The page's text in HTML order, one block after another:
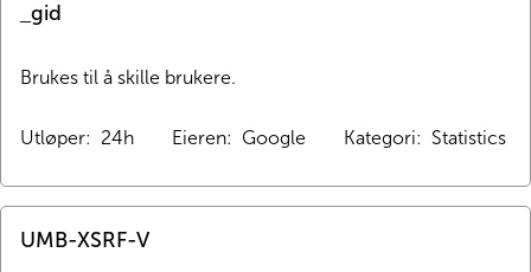
_gid
Brukes til å skille brukere.
Utløper: 24h Eieren: Google Kategori: Statistics
UMB-XSRF-V